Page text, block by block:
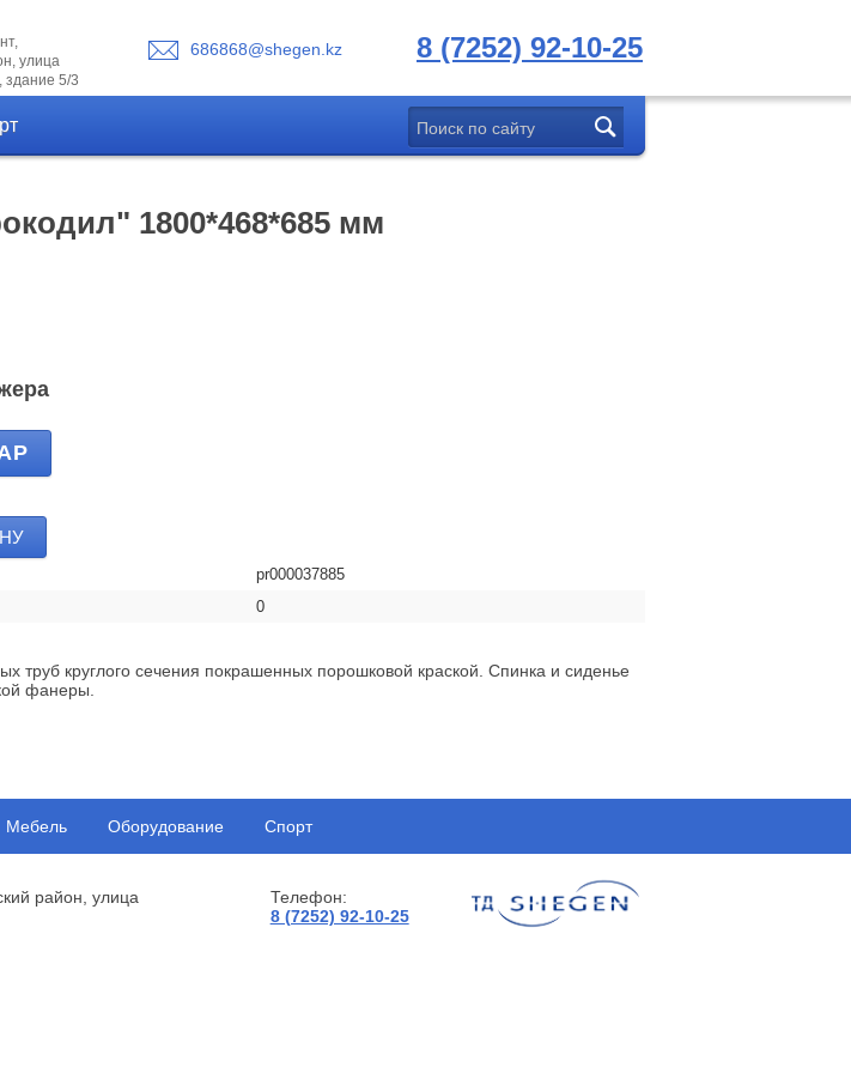
улица
здание 5/3
686868@shegen.kz 8 (7252) 92-10-25
1800*468*685 мм
pr000037885
0
труб круглого сечения покрашенных порошковой краской. Спинка и сиденье
фанеры.
Мебель Оборудование Спорт
район, улица
Телефон:
8 (7252) 92-10-25